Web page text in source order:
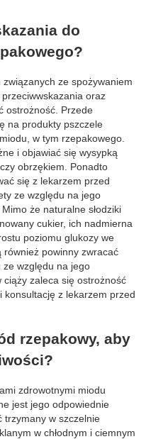
do
ze spożywaniem
oraz
ostrożność. Przede
na produkty pszczele
w tym rzepakowego.
i objawiać się wysypką
obrzękiem. Ponadto
się z lekarzem przed
ze względu na jego
że naturalne słodziki
cukier, ich nadmierna
poziomu glukozy we
również powinny zwracać
ze względu na jego
zaleca się ostrożność
konsultację z lekarzem przed
rzepakowy, aby
zdrowotnymi miodu
jest jego odpowiednie
trzymany w szczelnie
w chłodnym i ciemnym